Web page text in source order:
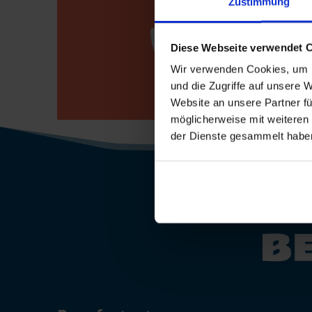
Diese Webseite verwendet
Wir verwenden Cookies,
und die Zugriffe auf unsere
Website an unsere Partner
möglicherweise mit
der Dienste gesammelt
